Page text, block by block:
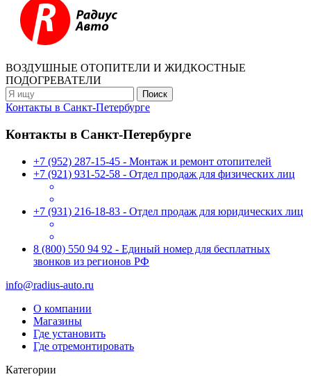
ВОЗДУШНЫЕ ОТОПИТЕЛИ И ЖИДКОСТНЫЕ
ПОДОГРЕВАТЕЛИ
Контакты в Санкт-Петербурге
Контакты в Санкт-Петербурге
+7 (952) 287-15-45 - Монтаж и ремонт отопителей
+7 (921) 931-52-58 - Отдел продаж для физических лиц
+7 (931) 216-18-83 - Отдел продаж для юридических лиц
8 (800) 550 94 92 - Единый номер для бесплатных
звонков из регионов РФ
info@radius-auto.ru
О компании
Магазины
Где установить
Где отремонтировать
Категории